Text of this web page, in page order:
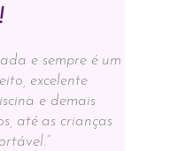
e sempre é um
excelente
e demais
até as crianças